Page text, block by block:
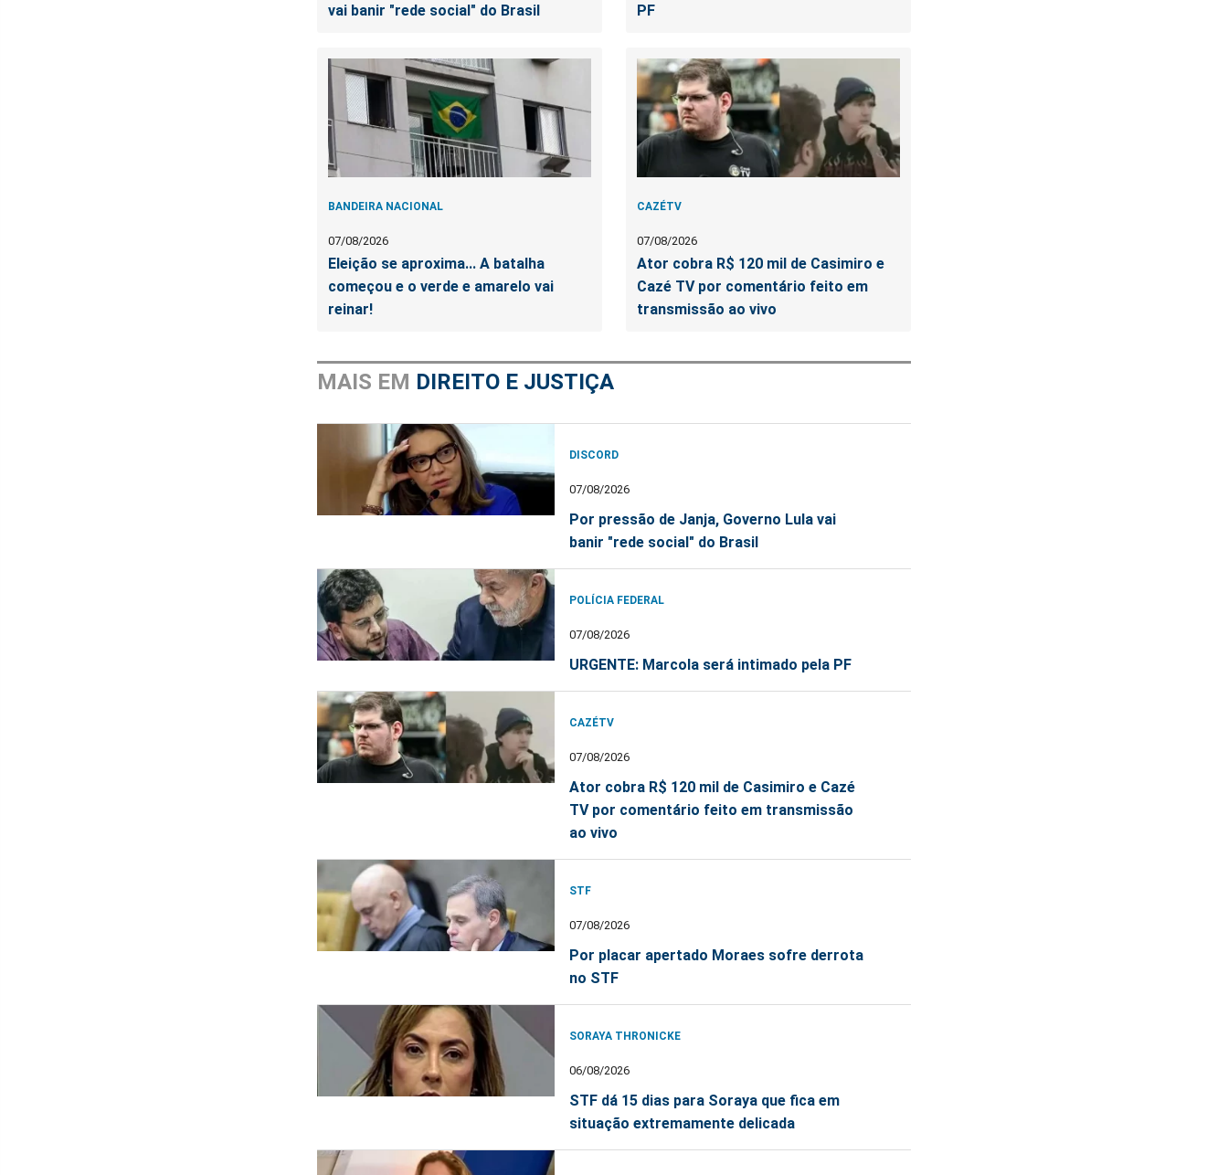
vai banir "rede social" do Brasil
PF
BANDEIRA NACIONAL
07/08/2026
Eleição se aproxima... A batalha
começou e o verde e amarelo vai
reinar!
CAZÉTV
07/08/2026
Ator cobra R$ 120 mil de Casimiro e
Cazé TV por comentário feito em
transmissão ao vivo
MAIS EM DIREITO E JUSTIÇA
DISCORD
07/08/2026
Por pressão de Janja, Governo Lula vai
banir "rede social" do Brasil
POLÍCIA FEDERAL
07/08/2026
URGENTE: Marcola será intimado pela PF
CAZÉTV
07/08/2026
Ator cobra R$ 120 mil de Casimiro e Cazé
TV por comentário feito em transmissão
ao vivo
STF
07/08/2026
Por placar apertado Moraes sofre derrota
no STF
SORAYA THRONICKE
06/08/2026
STF dá 15 dias para Soraya que fica em
situação extremamente delicada